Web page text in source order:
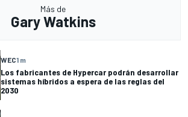
Más de
Gary Watkins
WEC1 m
Los fabricantes de Hypercar podrán desarrollar
sistemas híbridos a espera de las reglas del
2030